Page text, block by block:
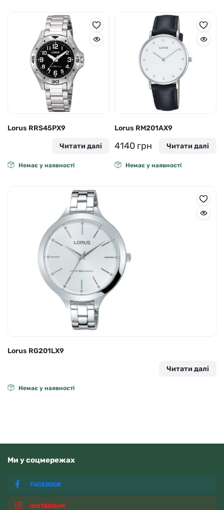
Lorus RRS45PX9
Читати далі
Немає у наявності
Lorus RM201AX9
4140 грн Читати далі
Немає у наявності
Lorus RG201LX9
Читати далі
Немає у наявності
Ми у соцмережах
FACEBOOK
INSTAGRAM